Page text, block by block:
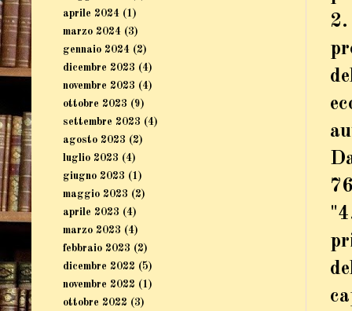
aprile 2024 (1)
marzo 2024 (3)
gennaio 2024 (2)
dicembre 2023 (4)
novembre 2023 (4)
ottobre 2023 (9)
settembre 2023 (4)
agosto 2023 (2)
luglio 2023 (4)
giugno 2023 (1)
maggio 2023 (2)
aprile 2023 (4)
marzo 2023 (4)
febbraio 2023 (2)
dicembre 2022 (5)
novembre 2022 (1)
ottobre 2022 (3)